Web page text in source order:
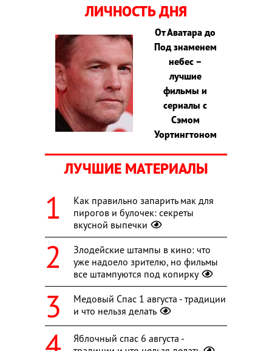
ЛИЧНОСТЬ ДНЯ
От Аватара до
Под знаменем
небес –
лучшие
фильмы и
сериалы с
Сэмом
Уортингтоном
ЛУЧШИЕ МАТЕРИАЛЫ
Как правильно запарить мак для
пирогов и булочек: секреты
вкусной выпечки
Злодейские штампы в кино: что
уже надоело зрителю, но фильмы
все штампуются под копирку
Медовый Спас 1 августа - традиции
и что нельзя делать
Яблочный спас 6 августа -